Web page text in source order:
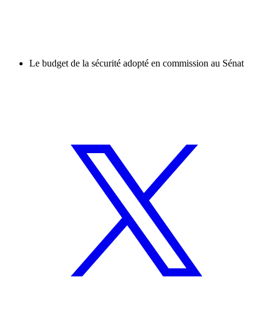
Le budget de la sécurité adopté en commission au Sénat